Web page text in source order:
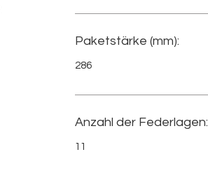
Paketstärke (mm):
286
Anzahl der Federlagen:
11